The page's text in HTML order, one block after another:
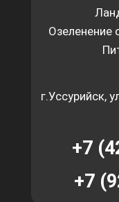
Озеленение
г.Уссурийск,
+7
+7